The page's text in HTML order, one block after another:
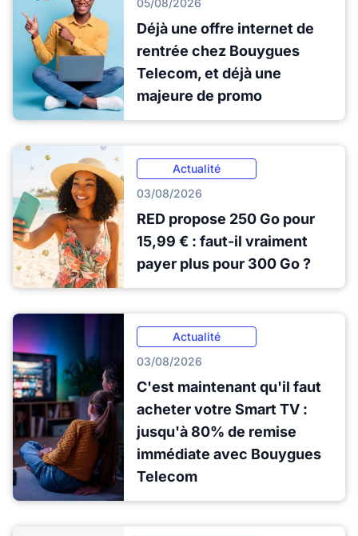
05/08/2026
Déjà une offre internet de
rentrée chez Bouygues
Telecom, et déjà une
majeure de promo
Actualité
03/08/2026
RED propose 250 Go pour
15,99 € : faut-il vraiment
payer plus pour 300 Go ?
Actualité
03/08/2026
C'est maintenant qu'il faut
acheter votre Smart TV :
jusqu'à 80% de remise
immédiate avec Bouygues
Telecom